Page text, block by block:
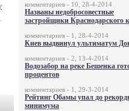
комментариев - 10, 28-4-2014
Названы недобросовестные
застройщики Краснодарского
комментариев - 1, 28-4-2014
Киев выдвинул ультиматум
комментариев - 2, 13-4-2014
Водозабор на реке Бешенка
процентов
комментариев - 1, 29-3-2014
Рейтинг Обамы упал до
минимума